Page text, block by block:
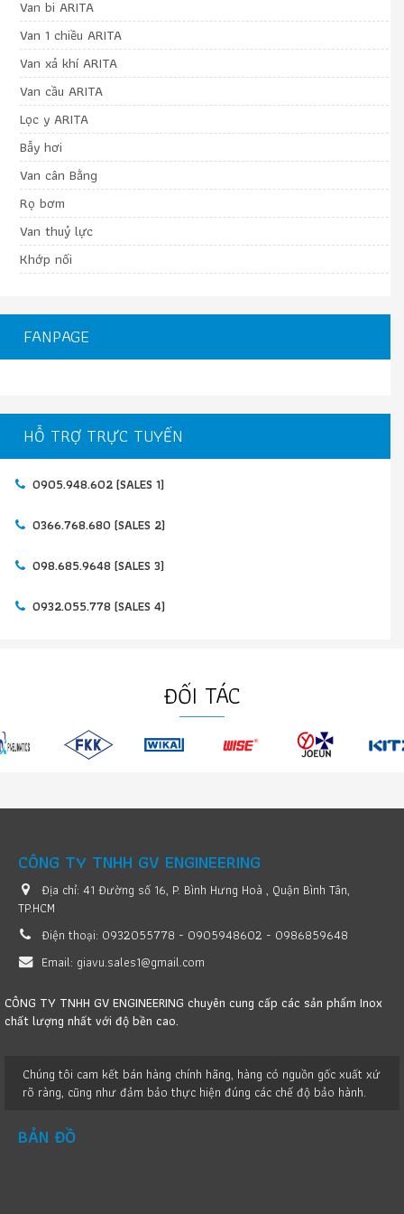
Van bi ARITA
Van 1 chiều ARITA
Van xả khí ARITA
Van cầu ARITA
Lọc y ARITA
Bẫy hơi
Van cân Bằng
Rọ bơm
Van thuỷ lực
Khớp nối
FANPAGE
HỖ TRỢ TRỰC TUYẾN
0905.948.602 (SALES 1)
0366.768.680 (SALES 2)
098.685.9648 (SALES 3)
0932.055.778 (SALES 4)
ĐỐI TÁC
CÔNG TY TNHH GV ENGINEERING
Địa chỉ: 41 Đường số 16, P. Bình Hưng Hoà , Quận Bình Tân,
TP.HCM
Điện thoại: 0932055778 - 0905948602 - 0986859648
Email: giavu.sales1@gmail.com
CÔNG TY TNHH GV ENGINEERING chuyên cung cấp các sản phẩm Inox
chất lượng nhất với độ bền cao.
Chúng tôi cam kết bán hàng chính hãng, hàng có nguồn gốc xuất xứ
rõ ràng, cũng như đảm bảo thực hiện đúng các chế độ bảo hành.
BẢN ĐỒ